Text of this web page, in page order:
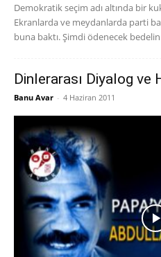
Demokratik seçim adı altında bir
Ekranlarda ve meydanlarda parti
buna baktı. Şimdi ödenecek
Dinlerarası Diyalog ve
Banu Avar - 4 Haziran 2011